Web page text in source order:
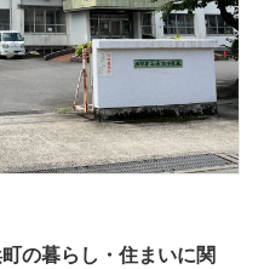
の暮らし・住まいに関